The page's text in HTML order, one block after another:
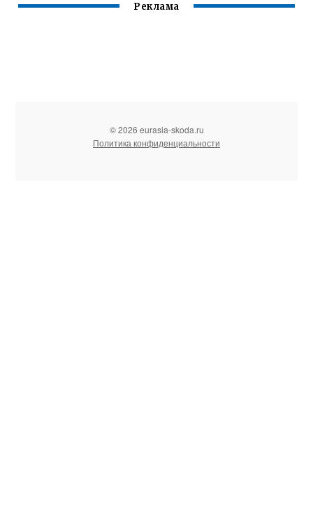
Реклама
© 2026 eurasia-skoda.ru
Политика конфиденциальности